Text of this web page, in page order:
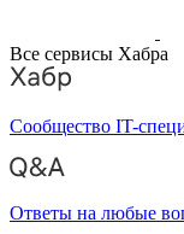
Все сервисы Хабра
Сообщество IT-
Ответы на любые